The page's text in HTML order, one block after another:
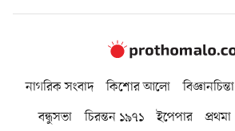
নাগরিক সংবাদ কিশোর আলো বিজ্ঞানচিন্তা
বন্ধুসভা
চিরন্তন ১৯৭১ ইপেপার প্রথমা